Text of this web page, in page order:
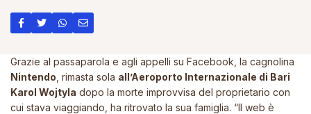
Grazie al passaparola e agli appelli su Facebook, la cagnolina
Nintendo , rimasta sola all’Aeroporto Internazionale di Bari
Karol Wojtyla dopo la morte improvvisa del proprietario con
cui stava viaggiando, ha ritrovato la sua famiglia. “Il web è